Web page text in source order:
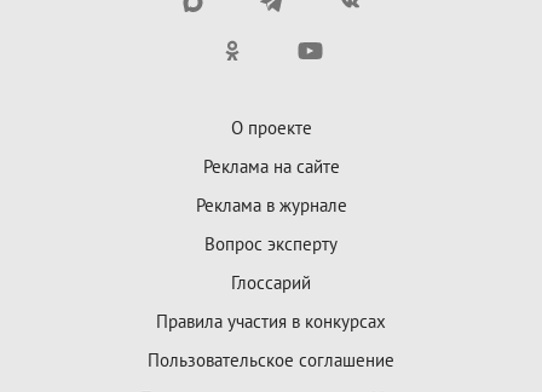
О проекте
Реклама на сайте
Реклама в журнале
Вопрос эксперту
Глоссарий
Правила участия в конкурсах
Пользовательское соглашение